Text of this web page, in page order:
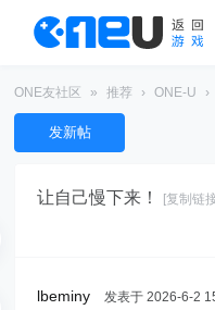
ONE友社区 » 推荐 › ONE-U ›
发新帖
让自己慢下来！ [复制链
lbeminy 发表于 2026-6-2